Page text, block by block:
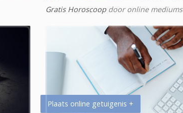
Gratis Horoscoopdoor online mediums
Plaats online getuigenis +